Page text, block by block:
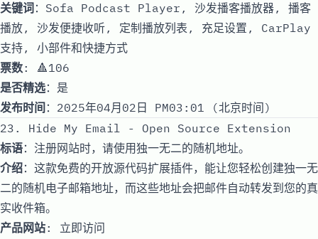
关键词：Sofa Podcast Player, 沙发播客播放器, 播客
播放, 沙发便捷收听, 定制播放列表, 充足设置, CarPlay
支持, 小部件和快捷方式
票数: 🔺106
是否精选：是
发布时间 ：2025年04月02日 PM03:01 (北京时间)
23. Hide My Email - Open Source Extension
标语：注册网站时，请使用独一无二的随机地址。
介绍：这款免费的开放源代码扩展插件，能让您轻松创建独一无
二的随机电子邮箱地址，而这些地址会把邮件自动转发到您的真
实收件箱。
产品网站: 立即访问